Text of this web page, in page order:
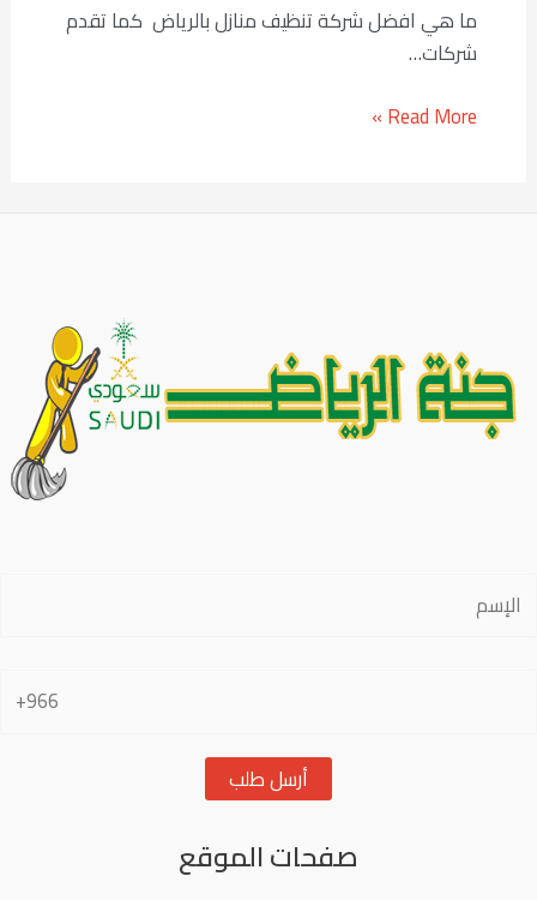
ما هي افضل شركة تنظيف منازل بالرياض كما تقدم
شركات…
Read More »
صفحات الموقع